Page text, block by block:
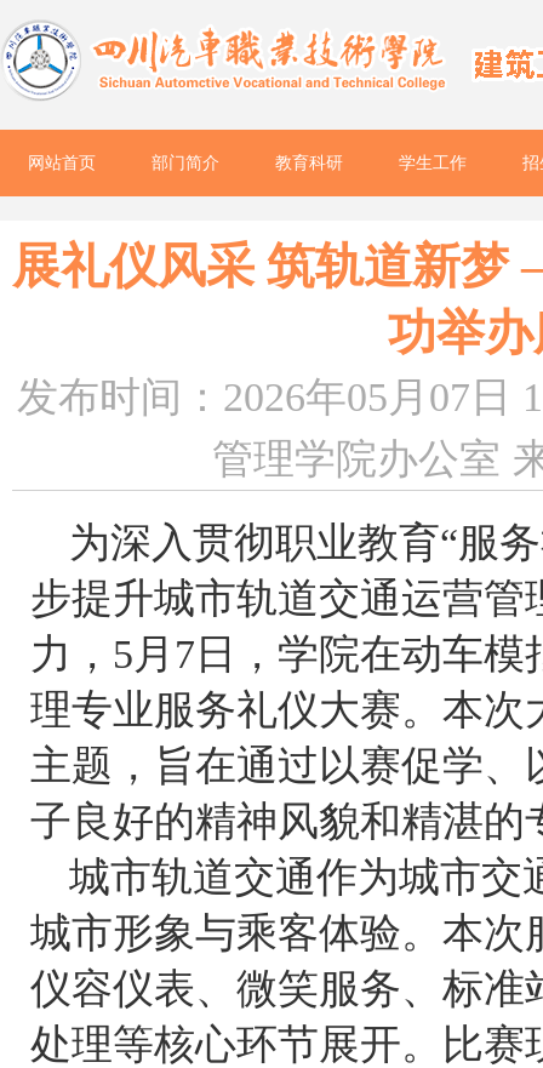
网站首页 部门简介 教育科研 学生工作 招
展礼仪风采 筑轨道新
功举
发布时间：2026年05月07日
管理学院办公室
为深入贯彻职业教育“服
步提升城市轨道交通运营
力， 5月 7 日，学院在动车
理专业服务礼仪大赛。本次
主题，旨在通过以赛促学
子良好的精神风貌和精湛的
城市轨道交通作为城市交
城市形象与乘客体验。本
仪容仪表、微笑服务、标
处理等核心环节展开。比